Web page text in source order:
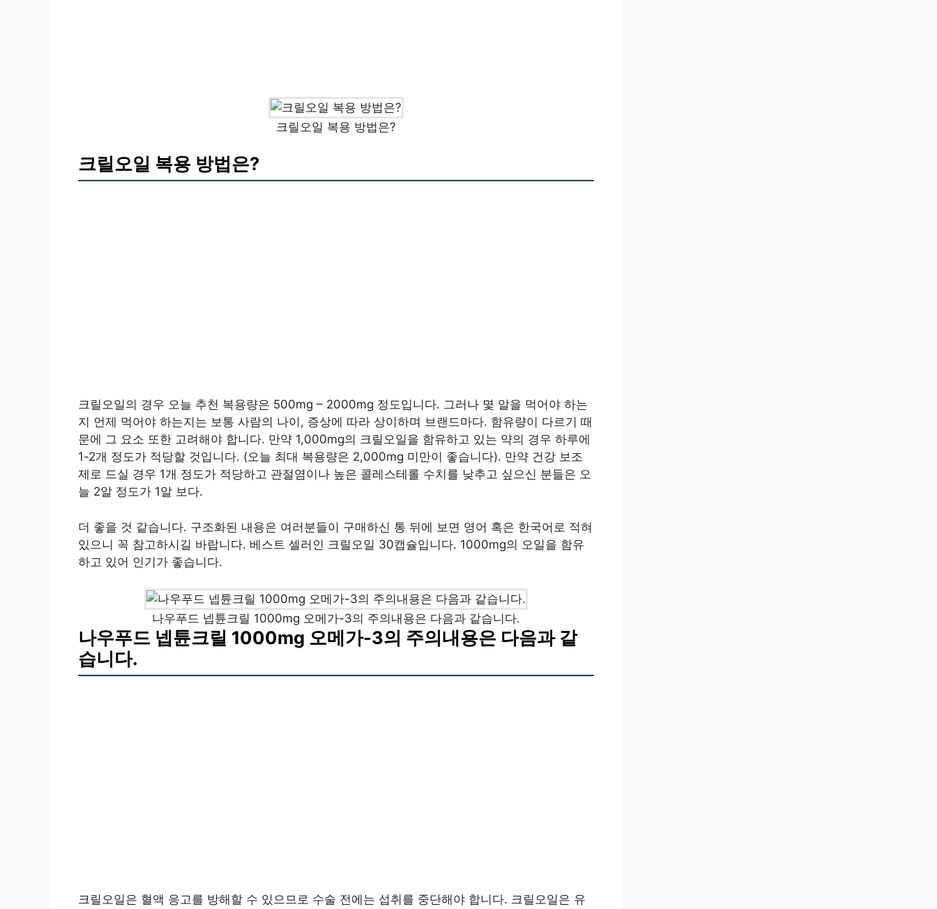
크릴오일 복용 방법은?
크릴오일 복용 방법은?
크릴오일의 경우 오늘 추천 복용량은 500mg – 2000mg 정도입니다. 그러나 몇 알을 먹어야 하는
지 언제 먹어야 하는지는 보통 사람의 나이, 증상에 따라 상이하며 브랜드마다. 함유량이 다르기 때
문에 그 요소 또한 고려해야 합니다. 만약 1,000mg의 크릴오일을 함유하고 있는 약의 경우 하루에
1-2개 정도가 적당할 것입니다. (오늘 최대 복용량은 2,000mg 미만이 좋습니다). 만약 건강 보조
제로 드실 경우 1개 정도가 적당하고 관절염이나 높은 콜레스테롤 수치를 낮추고 싶으신 분들은 오
늘 2알 정도가 1알 보다.
더 좋을 것 같습니다. 구조화된 내용은 여러분들이 구매하신 통 뒤에 보면 영어 혹은 한국어로 적혀
있으니 꼭 참고하시길 바랍니다. 베스트 셀러인 크릴오일 30캡슐입니다. 1000mg의 오일을 함유
하고 있어 인기가 좋습니다.
나우푸드 넵튠크릴 1000mg 오메가-3의 주의내용은 다음과 같습니다.
나우푸드 넵튠크릴 1000mg 오메가-3의 주의내용은 다음과 같
습니다.
크릴오일은 혈액 응고를 방해할 수 있으므로 수술 전에는 섭취를 중단해야 합니다. 크릴오일은 유